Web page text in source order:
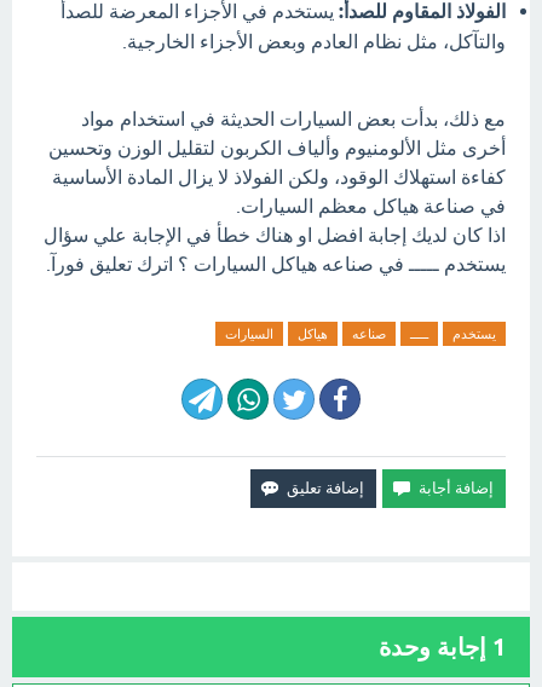
الفولاذ المقاوم للصدأ: يستخدم في الأجزاء المعرضة للصدأ
والتآكل، مثل نظام العادم وبعض الأجزاء الخارجية.
مع ذلك، بدأت بعض السيارات الحديثة في استخدام مواد
أخرى مثل الألومنيوم وألياف الكربون لتقليل الوزن وتحسين
كفاءة استهلاك الوقود، ولكن الفولاذ لا يزال المادة الأساسية
في صناعة هياكل معظم السيارات.
اذا كان لديك إجابة افضل او هناك خطأ في الإجابة علي سؤال
يستخدم ـــــ في صناعه هياكل السيارات ؟ اترك تعليق فورآ.
يستخدم صناعه هياكل السيارات
1 إجابة وحدة